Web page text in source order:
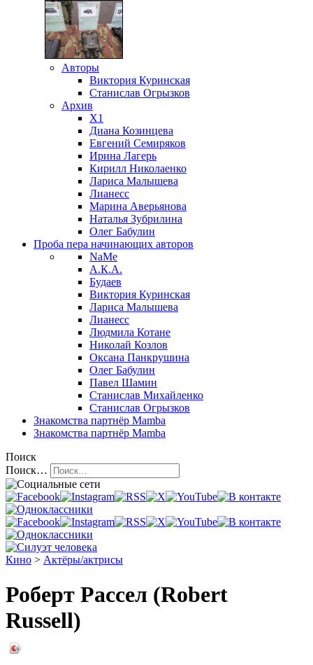
Авторы
Виктория Куринская
Станислав Огрызков
Архив
X1
Диана Козинцева
Евгений Семиряков
Ирина Лагерь
Кирилл Николаенко
Лариса Малышева
Лианесс
Марина Аверьянова
Наталья Зубрилина
Олег Бабулин
Проба пера начинающих авторов
NaMe
А.К.А.
Будаев
Виктория Куринская
Лариса Малышева
Лианесс
Людмила Котане
Николай Козлов
Оксана Панкрушина
Олег Бабулин
Павел Шамин
Станислав Михайленко
Станислав Огрызков
Знакомства партнёр Mamba
Знакомства партнёр Mamba
Поиск
Поиск…
Кино > Актёры/актрисы
Роберт Рассел (Robert
Russell)